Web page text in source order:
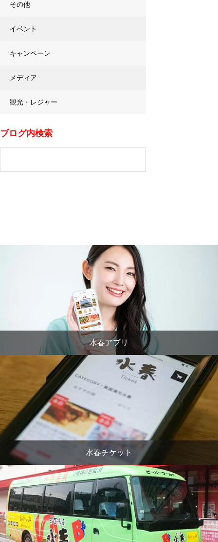
その他
イベント
キャンペーン
メディア
観光・レジャー
ブログ内検索
水春アプリ
水春チケット